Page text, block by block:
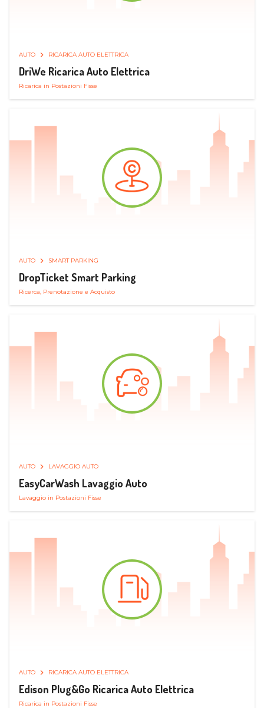
AUTO RICARICA AUTO ELETTRICA
DriWe Ricarica Auto Elettrica
Ricarica in Postazioni Fisse
AUTO SMART PARKING
DropTicket Smart Parking
Ricerca, Prenotazione e Acquisto
AUTO LAVAGGIO AUTO
EasyCarWash Lavaggio Auto
Lavaggio in Postazioni Fisse
AUTO RICARICA AUTO ELETTRICA
Edison Plug&Go Ricarica Auto Elettrica
Ricarica in Postazioni Fisse